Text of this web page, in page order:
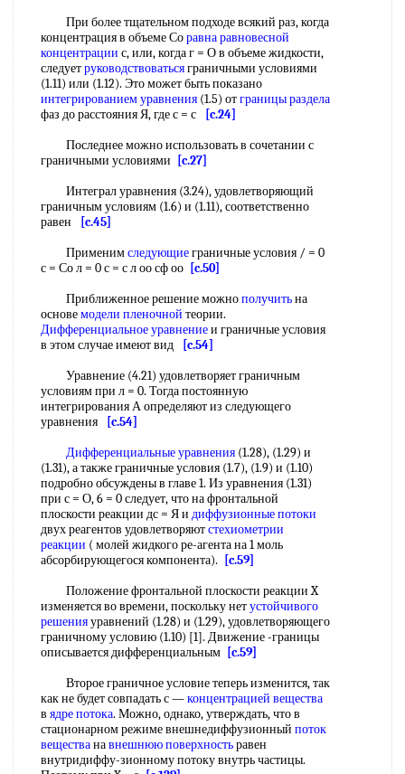
При более тщательном подходе всякий раз, когда
концентрация в объеме Соравнаравновесной
концентрации с, или, когда г = О в объеме жидкости,
следуетруководствоватьсяграничными условиями
(1.11) или (1.12). Это может быть показано
интегрированием уравнения (1.5) отграницы раздела
фаз до расстояния Я, где с = с
[c.24]
Последнее можно использовать в сочетании с
граничными условиями
[c.27]
Интеграл уравнения (3.24), удовлетворяющий
граничным условиям (1.6) и (1.11), соответственно
равен
[c.45]
Применимследующиеграничные условия / = 0
с = Со л = 0 с = с л оо сф оо [c.50]
Приближенное решение можнополучитьна
основемодели пленочной теории.
Дифференциальное уравнениеи граничные условия
в этом случае имеют вид
[c.54]
Уравнение (4.21) удовлетворяет граничным
условиям при л = 0. Тогда постоянную
интегрирования А определяют из следующего
уравнения
[c.54]
Дифференциальные уравнения (1.28), (1.29) и
(1.31), а также граничные условия (1.7), (1.9) и (1.10)
подробно обсуждены в главе 1. Из уравнения (1.31)
при с = О, 6 = 0 следует, что на фронтальной
плоскости реакции дс = Я и диффузионные потоки
двух реагентов удовлетворяютстехиометрии
реакции ( молей жидкого ре-агента на 1 моль
абсорбирующегося компонента).
[c.59]
Положение фронтальной плоскости реакции X
изменяется во времени, поскольку нетустойчивого
решенияуравнений (1.28) и (1.29), удовлетворяющего
граничному условию (1.10) [1]. Движение -границы
описывается дифференциальным [c.59]
Второе граничное условие теперь изменится, так
как не будет совпадать с —концентрацией вещества
в ядре потока. Можно, однако, утверждать, что в
стационарном режиме внешнедиффузионный поток
веществанавнешнюю поверхностьравен
внутридиффу-зионному потоку внутрь частицы.